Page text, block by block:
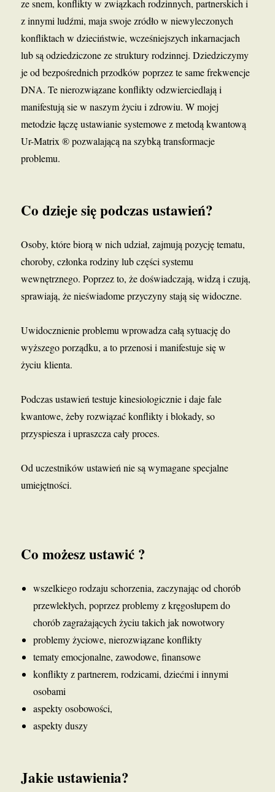
ze snem, konflikty w związkach rodzinnych, partnerskich i
z innymi ludźmi, maja swoje zródło w niewyleczonych
konfliktach w dzieciństwie, wcześniejszych inkarnacjach
lub są odziedziczone ze struktury rodzinnej. Dziedziczymy
je od bezpośrednich przodków poprzez te same frekwencje
DNA. Te nierozwiązane konflikty odzwierciedlają i
manifestują sie w naszym życiu i zdrowiu. W mojej
metodzie łączę ustawianie systemowe z metodą kwantową
Ur-Matrix ® pozwalającą na szybką transformacje
problemu.
Co dzieje się podczas ustawień?
Osoby, które biorą w nich udział, zajmują pozycję tematu,
choroby, członka rodziny lub części systemu
wewnętrznego. Poprzez to, że doświadczają, widzą i czują,
sprawiają, że nieświadome przyczyny stają się widoczne.
Uwidocznienie problemu wprowadza całą sytuację do
wyższego porządku, a to przenosi i manifestuje się w
życiu klienta.
Podczas ustawień testuje kinesiologicznie i daje fale
kwantowe, żeby rozwiązać konflikty i blokady, so
przyspiesza i upraszcza cały proces.
Od uczestników ustawień nie są wymagane specjalne
umiejętności.
Co możesz ustawić ?
wszelkiego rodzaju schorzenia, zaczynając od chorób
przewlekłych, poprzez problemy z kręgosłupem do
chorób zagrażających życiu takich jak nowotwory
problemy życiowe, nierozwiązane konflikty
tematy emocjonalne, zawodowe, finansowe
konflikty z partnerem, rodzicami, dziećmi i innymi
osobami
aspekty osobowości,
aspekty duszy
Jakie ustawienia?